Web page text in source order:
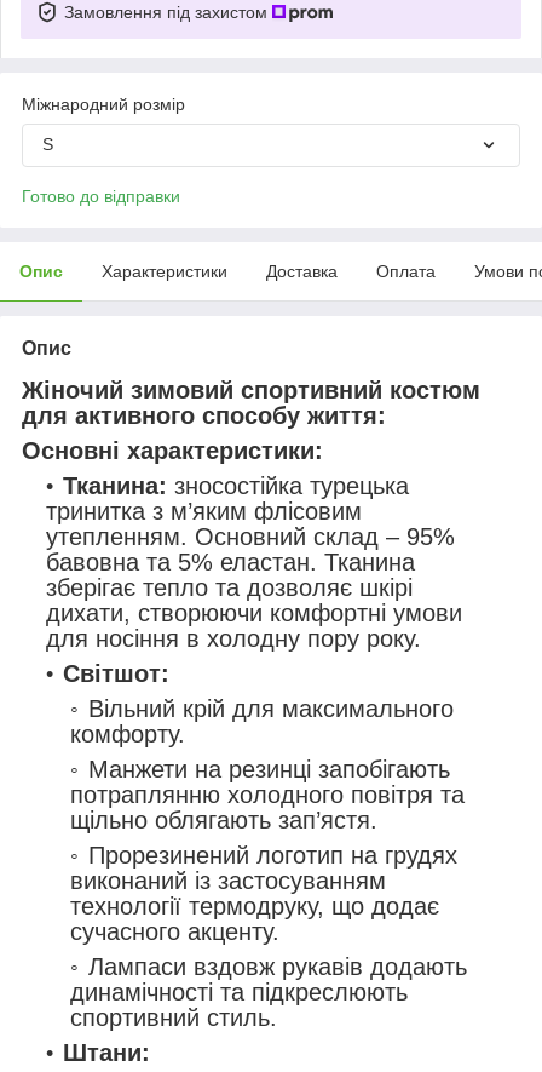
Замовлення під захистом
Міжнародний розмір
S
Готово до відправки
Опис Характеристики Доставка Оплата Умови
Опис
Жіночий зимовий спортивний костюм
для активного способу життя:
Основні характеристики:
Тканина: зносостійка турецька
тринитка з м’яким флісовим
утепленням. Основний склад – 95%
бавовна та 5% еластан. Тканина
зберігає тепло та дозволяє шкірі
дихати, створюючи комфортні умови
для носіння в холодну пору року.
Світшот:
Вільний крій для максимального
комфорту.
Манжети на резинці запобігають
потраплянню холодного повітря та
щільно облягають зап’ястя.
Прорезинений логотип на грудях
виконаний із застосуванням
технології термодруку, що додає
сучасного акценту.
Лампаси вздовж рукавів додають
динамічності та підкреслюють
спортивний стиль.
Штани: